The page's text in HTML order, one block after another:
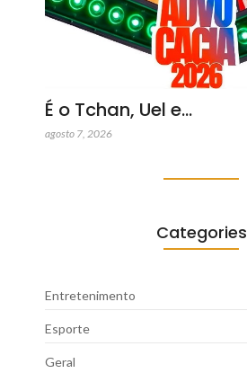
É o Tchan, Uel e…
agosto 7, 2026
Categories
Entretenimento
Esporte
Geral